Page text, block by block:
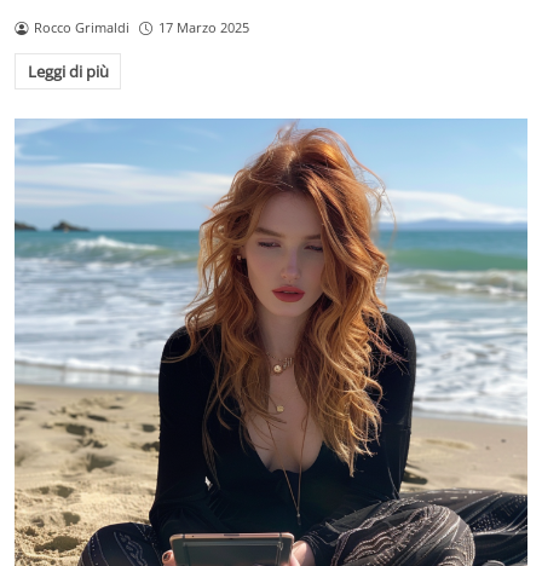
Rocco Grimaldi 17 Marzo 2025
Leggi di più